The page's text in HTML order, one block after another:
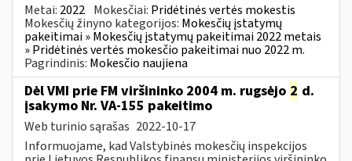
Metai: 2022 Mokesčiai: Pridėtinės vertės mokestis
Mokesčių žinyno kategorijos: Mokesčių įstatymų
pakeitimai » Mokesčių įstatymų pakeitimai 2022 metais
» Pridėtinės vertės mokesčio pakeitimai nuo 2022 m.
Pagrindinis: Mokesčio naujiena
Dėl VMI prie FM viršininko 2004 m. rugsėjo 2 d.
įsakymo Nr. VA-155 pakeitimo
Web turinio sąrašas 2022-10-17
Informuojame, kad Valstybinės mokesčių inspekcijos